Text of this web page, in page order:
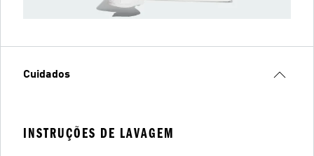
Cuidados
INSTRUÇÕES DE LAVAGEM